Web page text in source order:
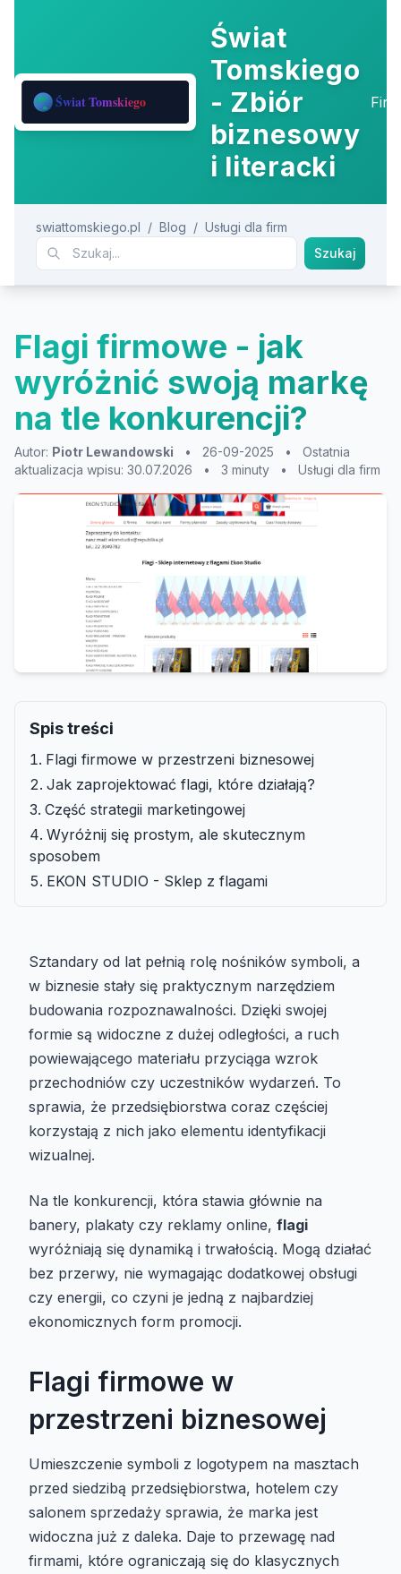
Świat
Tomskiego
- Zbiór
biznesowy
i literacki
swiattomskiego.pl / Blog / Usługi dla firm
Szukaj
Flagi firmowe - jak
wyróżnić swoją markę
na tle konkurencji?
Autor: Piotr Lewandowski • 26-09-2025 •
Ostatnia
aktualizacja wpisu: 30.07.2026
• 3 minuty • Usługi dla firm
Spis treści
Flagi firmowe w przestrzeni biznesowej
Jak zaprojektować flagi, które działają?
Część strategii marketingowej
Wyróżnij się prostym, ale skutecznym
sposobem
EKON STUDIO - Sklep z flagami
Sztandary od lat pełnią rolę nośników symboli, a
w biznesie stały się praktycznym narzędziem
budowania rozpoznawalności. Dzięki swojej
formie są widoczne z dużej odległości, a ruch
powiewającego materiału przyciąga wzrok
przechodniów czy uczestników wydarzeń. To
sprawia, że przedsiębiorstwa coraz częściej
korzystają z nich jako elementu identyfikacji
wizualnej.
Na tle konkurencji, która stawia głównie na
banery, plakaty czy reklamy online, flagi
wyróżniają się dynamiką i trwałością. Mogą działać
bez przerwy, nie wymagając dodatkowej obsługi
czy energii, co czyni je jedną z najbardziej
ekonomicznych form promocji.
Flagi firmowe w
przestrzeni biznesowej
Umieszczenie symboli z logotypem na masztach
przed siedzibą przedsiębiorstwa, hotelem czy
salonem sprzedaży sprawia, że marka jest
widoczna już z daleka. Daje to przewagę nad
firmami, które ograniczają się do klasycznych